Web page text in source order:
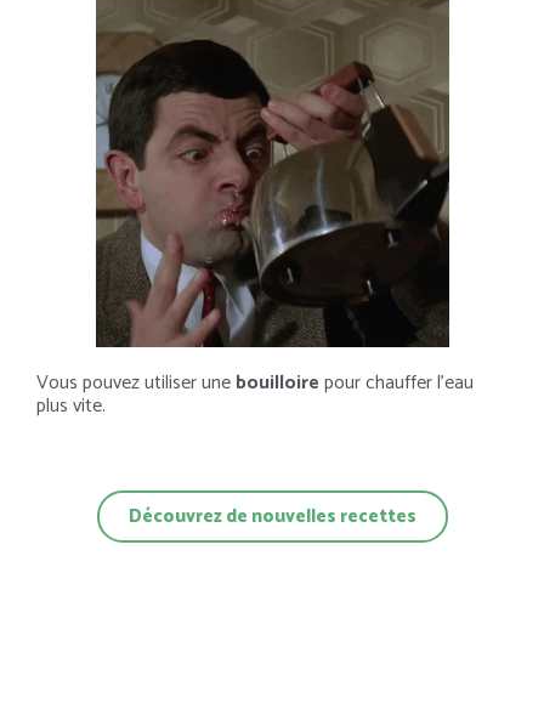
Vous pouvez utiliser unebouilloirepour chauffer l’eau
plus vite.
Découvrez de nouvelles recettes